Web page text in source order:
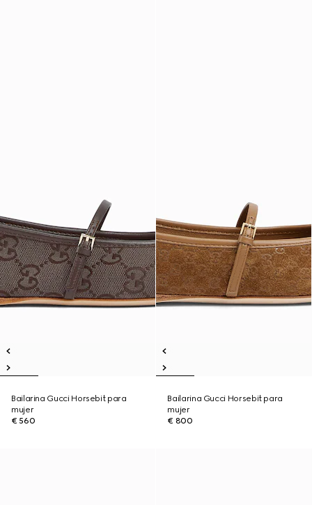
Bailarina Gucci Horsebit para
mujer
€ 560
Bailarina Gucci Horsebit para
mujer
€ 800